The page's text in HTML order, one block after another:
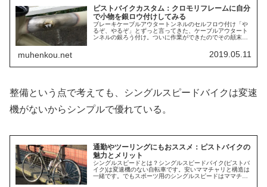
ピストバイクカスタム：クロモリフレームに自分
で小物を銀ロウ付けしてみる
ブレーキケーブルアウタートンネルのセルフロウ付け「や
るぞ、やるぞ」とずっと言ってきた、ケーブルアウタート
ンネルの銀ろう付け。ついに作業ができたのでその顛末を
muhenkou.net 2019.05.11
整備という点で考えても、シングルスピードバイクは変速
機がないからシンプルで優れている。
通勤やツーリングにもおススメ：ピストバイクの
魅力とメリット
シングルスピードとは？シングルスピードバイク(ピストバ
イク)は変速機のない自転車です。安いママチャリと構造は
一緒です。でもスポーツ用のシングルスピードはママチャ